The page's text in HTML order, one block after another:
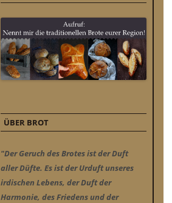
ÜBER BROT
"Der Geruch des Brotes ist der Duft
aller Düfte. Es ist der Urduft unseres
irdischen Lebens, der Duft der
Harmonie, des Friedens und der